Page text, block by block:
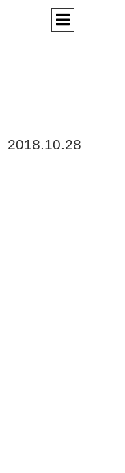
2018.10.28